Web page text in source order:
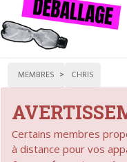
MEMBRES CHRIS
Certains membres
à distance pour vos